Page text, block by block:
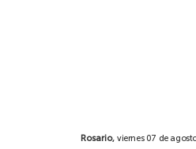
Rosario, viernes 07 de